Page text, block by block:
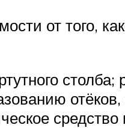
от того,
столба;